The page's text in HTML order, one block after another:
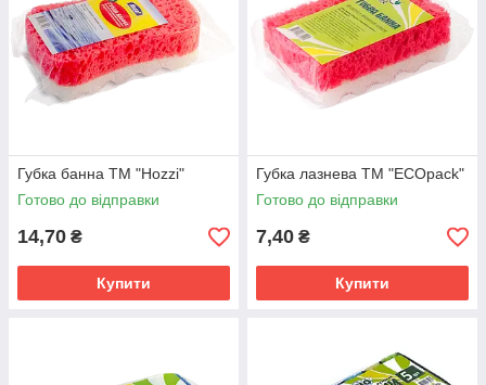
Губка банна ТМ "Hozzi"
Готово до відправки
14,70 ₴
Купити
Губка лазнева ТМ "ECOpack"
Готово до відправки
7,40 ₴
Купити